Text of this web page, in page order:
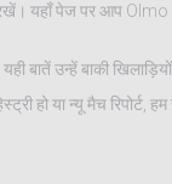
यहाँ पेज पर आप
बातें उन्हें बाकी
या न्यू मैच रिपोर्ट, हम